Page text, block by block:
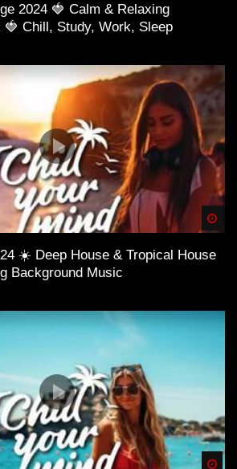
2024 🍓 Calm & Relaxing
🍓 Chill, Study, Work, Sleep
☀️ Deep House & Tropical House
Background Music